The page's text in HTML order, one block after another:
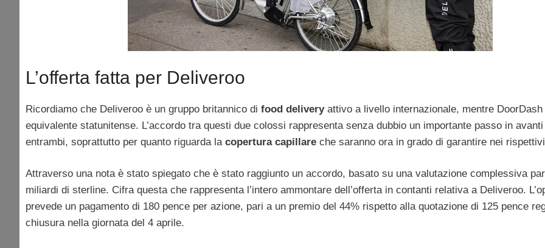
L’offerta fatta per Deliveroo
Ricordiamo che Deliveroo è un gruppo britannico di food deliveryattivo a livello internazionale, mentre
equivalente statunitense. L’accordo tra questi due colossi rappresenta senza dubbio un importante passo in
entrambi, soprattutto per quanto riguarda la copertura capillare che saranno ora in grado di garantire nei rispettivi
Attraverso una nota è stato spiegato che è stato raggiunto un accordo, basato su una valutazione complessiva
miliardi di sterline. Cifra questa che rappresenta l’intero ammontare dell’offerta in contanti relativa a Deliveroo.
prevede un pagamento di 180 pence per azione, pari a un premio del 44% rispetto alla quotazione di 125 pence
chiusura nella giornata del 4 aprile.